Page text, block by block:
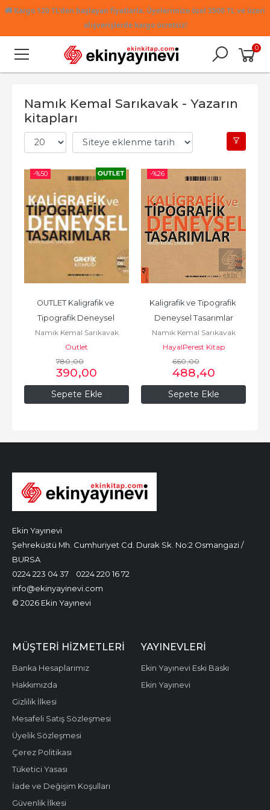
🚚 Kargo 120 TL'den başlayan fiyatlarla. Üyelerimize özel 3500 TL ve üzeri
alışverişlerde kargo ücretsiz!
0
Namık Kemal Sarıkavak - Yazarın
kitapları
-%50
Sepete Ekle
OUTLET Kaligrafik ve
Tipografik Deneysel
Tasarımla
Namık Kemal Sarıkavak
Outlet
780,00
390,00
-%26
Sepete Ekle
Kaligrafik ve Tipografik
Deneysel Tasarımlar
Namık Kemal Sarıkavak
HayalPerest Kitap
660,00
488,40
Ekin Yayınevi
Şehreküstü Mh. Cumhuriyet Cd. Durak Sk. No:2 Osmangazi /
BURSA
0224 223 04 37
0224 220 16 72
info@ekinyayinevi.com
© 2026 Ekin Yayınevi
MÜŞTERI HIZMETLERI
Banka Hesaplarımız
Hakkımızda
Gizlilik İlkesi
Mesafeli Satış Sözleşmesi
Üyelik Sözleşmesi
Çerez Politikası
Tüketici Yasası
İade ve Değişim Koşulları
Güvenlik İlkesi
YAYINEVLERI
Ekin Yayınevi Eski Baskı
Ekin Yayınevi